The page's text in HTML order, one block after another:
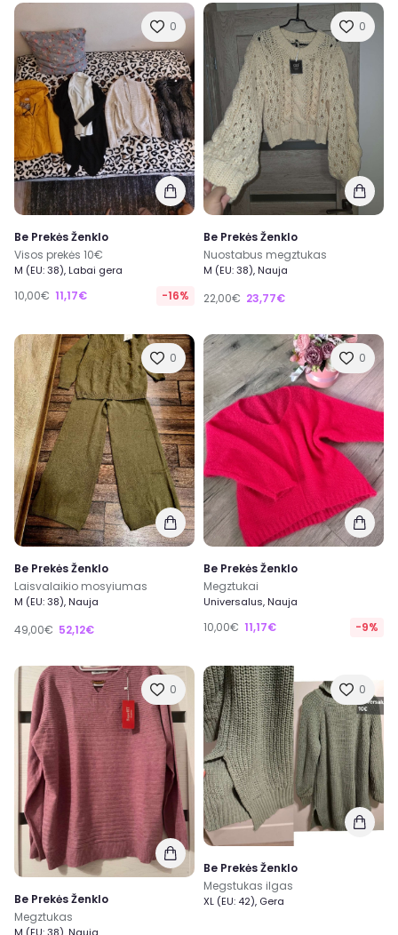
0
Be Prekės Ženklo
Visos prekės 10€
M (EU: 38), Labai gera
10,00€ 11,17€ -16%
0
Be Prekės Ženklo
Nuostabus megztukas
M (EU: 38), Nauja
22,00€ 23,77€
0
Be Prekės Ženklo
Laisvalaikio mosyiumas
M (EU: 38), Nauja
49,00€ 52,12€
0
Be Prekės Ženklo
Megztukai
Universalus, Nauja
10,00€ 11,17€ -9%
0
Be Prekės Ženklo
Megztukas
0
Be Prekės Ženklo
Megstukas ilgas
XL (EU: 42), Gera